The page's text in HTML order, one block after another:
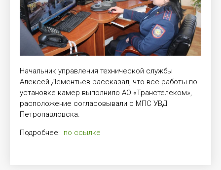
Начальник управления технической службы
Алексей Дементьев рассказал, что все работы по
установке камер выполнило АО «Транстелеком»,
расположение согласовывали с МПС УВД
Петропавловска.
Подробнее: по ссылке